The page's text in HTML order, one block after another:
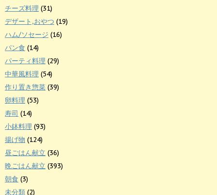
チーズ料理 (31)
デザート,おやつ (19)
ハム/ソセージ (16)
パン食 (14)
パーティ料理 (29)
中華風料理 (54)
作り置き惣菜 (39)
卵料理 (53)
寿司 (14)
小鉢料理 (93)
揚げ物 (124)
昼ごはん献立 (36)
晩ごはん献立 (393)
朝食 (3)
未分類 (2)